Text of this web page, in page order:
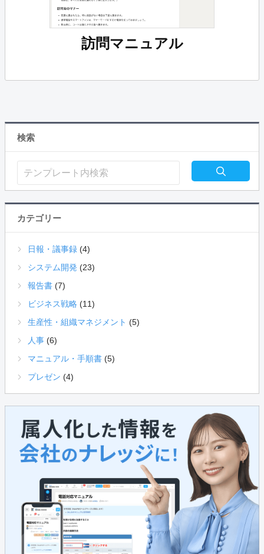
訪問マニュアル
検索
カテゴリー
日報・議事録 (4)
システム開発 (23)
報告書 (7)
ビジネス戦略 (11)
生産性・組織マネジメント (5)
人事 (6)
マニュアル・手順書 (5)
プレゼン (4)